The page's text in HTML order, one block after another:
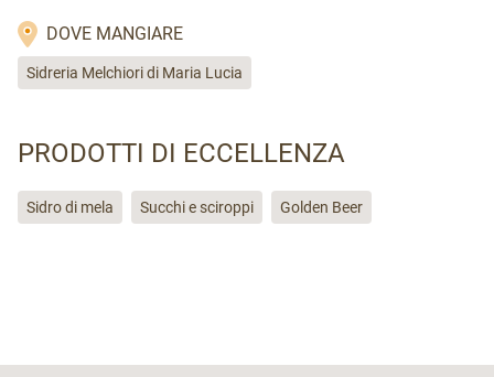
DOVE MANGIARE
Sidreria Melchiori di Maria Lucia
PRODOTTI DI ECCELLENZA
Sidro di mela Succhi e sciroppi Golden Beer